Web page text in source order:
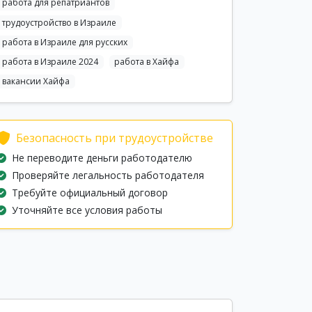
работа для репатриантов
трудоустройство в Израиле
работа в Израиле для русских
работа в Израиле 2024
работа в Хайфа
вакансии Хайфа
Безопасность при трудоустройстве
Не переводите деньги работодателю
Проверяйте легальность работодателя
Требуйте официальный договор
Уточняйте все условия работы